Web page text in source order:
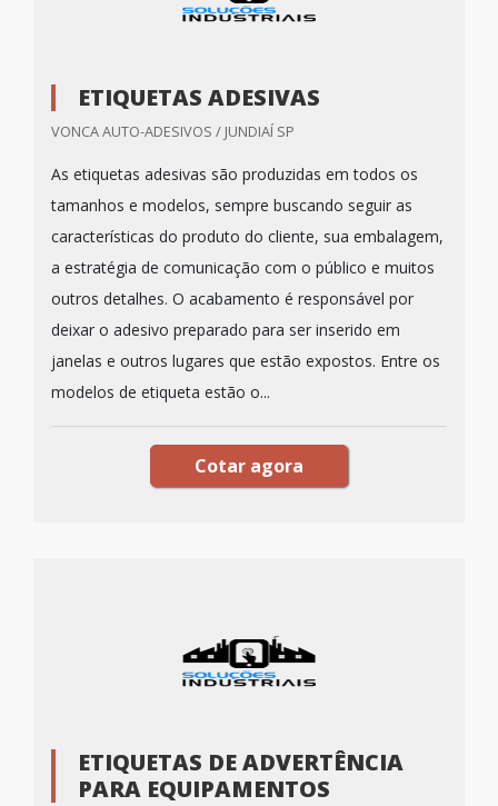
ETIQUETAS ADESIVAS
VONCA AUTO-ADESIVOS / JUNDIAÍ SP
As etiquetas adesivas são produzidas em todos os
tamanhos e modelos, sempre buscando seguir as
características do produto do cliente, sua embalagem,
a estratégia de comunicação com o público e muitos
outros detalhes. O acabamento é responsável por
deixar o adesivo preparado para ser inserido em
janelas e outros lugares que estão expostos. Entre os
modelos de etiqueta estão o...
Cotar agora
ETIQUETAS DE ADVERTÊNCIA
PARA EQUIPAMENTOS